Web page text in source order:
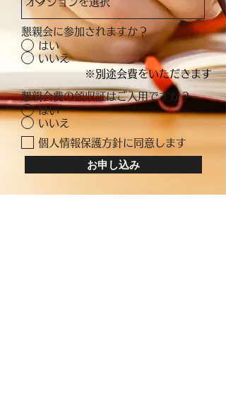
懇親会に参加されますか？
はい
いいえ
※別途会費をいただきます
懇親会費の領収証はご入用ですか？
はい
いいえ
個人情報保護方針に同意します
お申し込み